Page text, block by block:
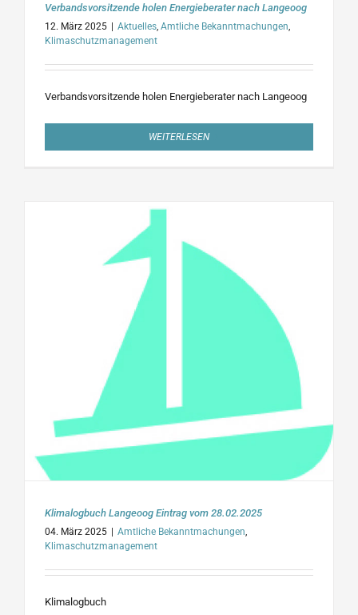
Verbandsvorsitzende holen Energieberater nach Langeoog
12. März 2025 | Aktuelles Amtliche Bekanntmachungen
Klimaschutzmanagement
Verbandsvorsitzende holen Energieberater nach Langeoog
WEITERLESEN
Klimalogbuch Langeoog Eintrag vom 28.02.2025
04. März 2025 | Amtliche Bekanntmachungen
Klimaschutzmanagement
Klimalogbuch